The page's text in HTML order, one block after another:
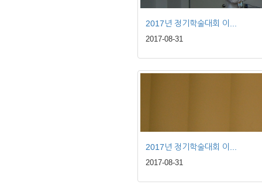
2017년 정기학술대회 이...
2017-08-31
2017년 정기학술대회 이...
2017-08-31